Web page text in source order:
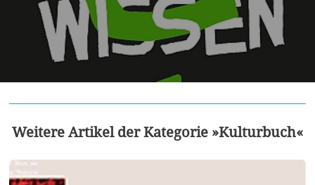
Weitere Artikel der Kategorie »Kulturbuch«